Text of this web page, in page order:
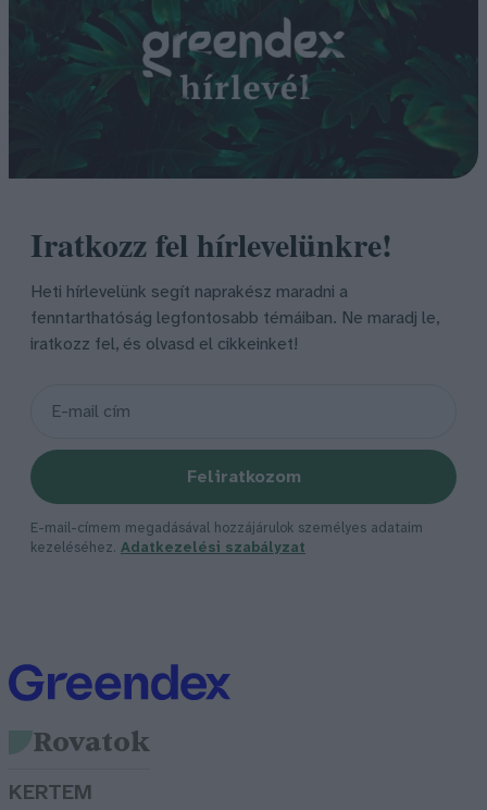
Iratkozz fel hírlevelünkre!
Heti hírlevelünk segít naprakész maradni a
fenntarthatóság legfontosabb témáiban. Ne maradj le,
iratkozz fel, és olvasd el cikkeinket!
Feliratkozom
E-mail-címem megadásával hozzájárulok személyes adataim
kezeléséhez. Adatkezelési szabályzat
Rovatok
KERTEM